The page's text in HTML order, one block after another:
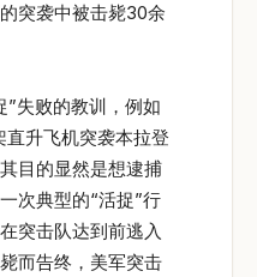
突袭中被击毙30余
”失败的教训，例如
直升飞机突袭本拉登
目的显然是想逮捕
次典型的“活捉”行
突击队达到前逃入
而告终，美军突击